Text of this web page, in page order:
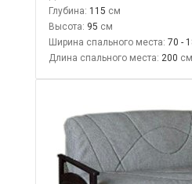
Глубина: 115
Высота: 95
Ширина спального места: 70 -
Длина спального места: 200